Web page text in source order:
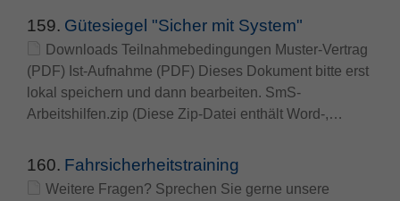
159. Gütesiegel "Sicher mit System"
Downloads Teilnahmebedingungen Muster-Vertrag
(PDF) Ist-Aufnahme (PDF) Dieses Dokument bitte erst
lokal speichern und dann bearbeiten. SmS-
Arbeitshilfen.zip (Diese Zip-Datei enthält Word-,…
160. Fahrsicherheitstraining
Weitere Fragen? Sprechen Sie gerne unsere